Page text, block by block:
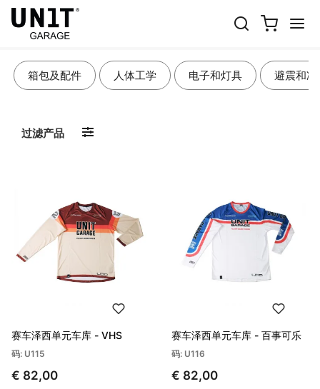
LIFESTYLE & APPAREL
箱包及配件 人体工学 电子和灯具 避震和冷
过滤产品
赛车泽西单元车库 - VHS
码: U115
€ 82,00
赛车泽西单元车库 - 百事可乐
码: U116
€ 82,00